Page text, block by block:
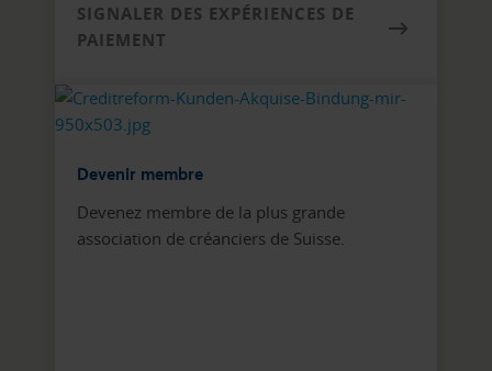
SIGNALER DES EXPÉRIENCES DE
PAIEMENT
Devenir membre
Devenez membre de la plus grande
association de créanciers de Suisse.